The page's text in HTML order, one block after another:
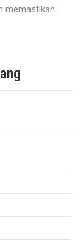
memastikan